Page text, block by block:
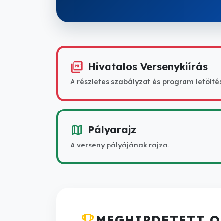
picture_as_pdf Hivatalos Versenykiírás
A részletes szabályzat és program
map Pályarajz
A verseny pályájának rajza.